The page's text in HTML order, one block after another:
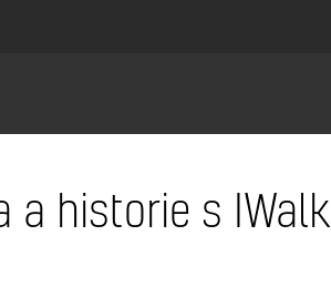
a historie s IWalk